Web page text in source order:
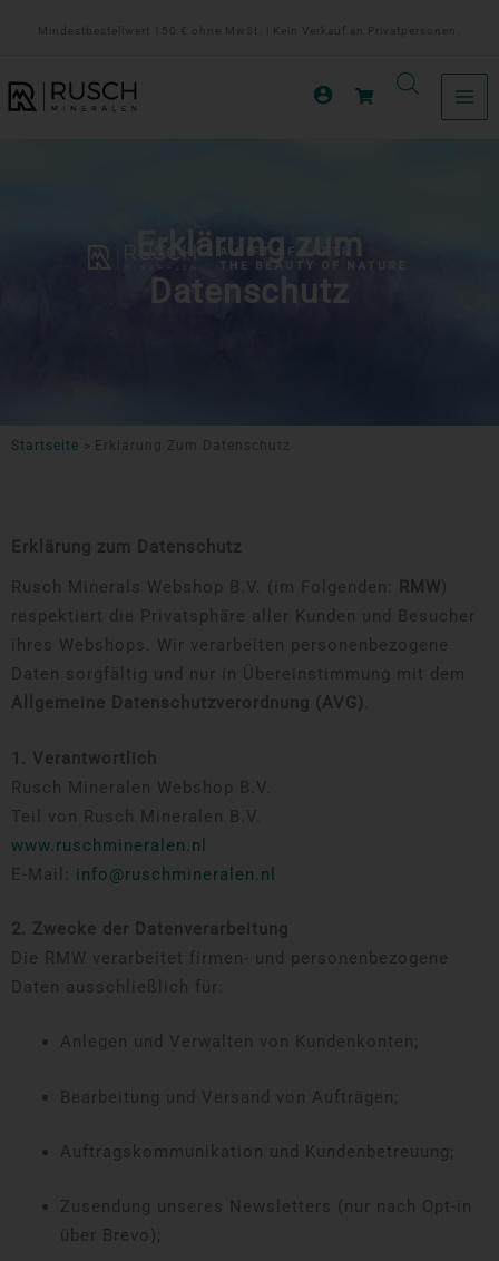
Mindestbestellwert 150 € ohne MwSt. | Kein Verkauf an Privatpersonen.
Erklärung zum
Datenschutz
Startseite Erklärung Zum Datenschutz
Erklärung zum Datenschutz
Rusch Minerals Webshop B.V. (im Folgenden: RMW )
respektiert die Privatsphäre aller Kunden und Besucher
ihres Webshops. Wir verarbeiten personenbezogene
Daten sorgfältig und nur in Übereinstimmung mit dem
Allgemeine Datenschutzverordnung (AVG)
1. Verantwortlich
Rusch Mineralen Webshop B.V.
Teil von Rusch Mineralen B.V.
www.ruschmineralen.nl
E-Mail: info@ruschmineralen.nl
2. Zwecke der Datenverarbeitung
Die RMW verarbeitet firmen- und personenbezogene
Daten ausschließlich für:
Anlegen und Verwalten von Kundenkonten;
Bearbeitung und Versand von Aufträgen;
Auftragskommunikation und Kundenbetreuung;
Zusendung unseres Newsletters (nur nach Opt-in
über Brevo);